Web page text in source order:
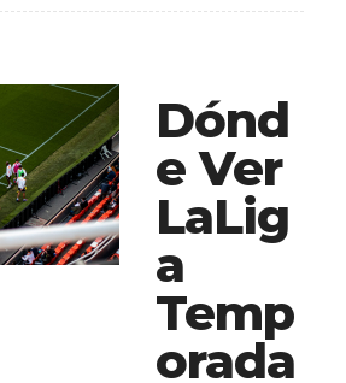
Dónd
e Ver
LaLig
a
Temp
orada